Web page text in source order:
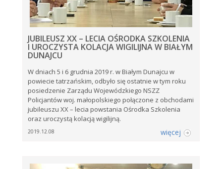
JUBILEUSZ XX – LECIA OŚRODKA SZKOLENIA
I UROCZYSTA KOLACJA WIGILIJNA W BIAŁYM
DUNAJCU
W dniach 5 i 6 grudnia 2019 r. w Białym Dunajcu w
powiecie tatrzańskim, odbyło się ostatnie w tym roku
posiedzenie Zarządu Wojewódzkiego NSZZ
Policjantów woj. małopolskiego połączone z obchodami
jubileuszu XX – lecia powstania Ośrodka Szkolenia
oraz uroczystą kolacją wigilijną.
2019.12.08 więcej